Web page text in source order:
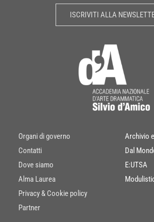
ISCRIVITI ALLA
Organi di governo
Contatti
Dove siamo
Alma Laurea
Privacy & Cookie policy
Partner
Archivio
Dal
E:UTSA